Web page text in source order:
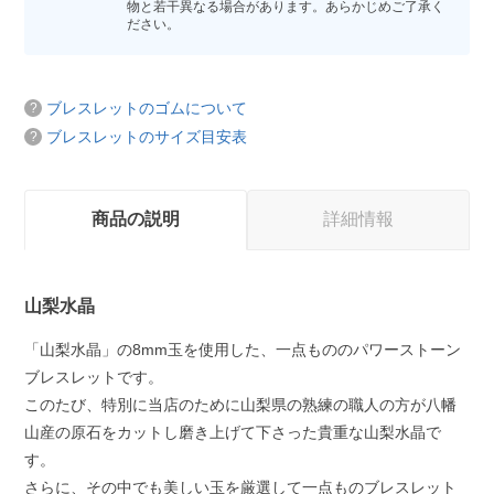
物と若干異なる場合があります。あらかじめご了承く
ださい。
ブレスレットのゴムについて
ブレスレットのサイズ目安表
商品の説明 詳細情報
山梨水晶
「山梨水晶」の8mm玉を使用した、一点もののパワーストーン
ブレスレットです。
このたび、特別に当店のために山梨県の熟練の職人の方が八幡
山産の原石をカットし磨き上げて下さった貴重な山梨水晶で
す。
さらに、その中でも美しい玉を厳選して一点ものブレスレット